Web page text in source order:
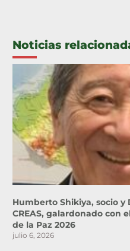
Noticias
Humberto Shikiya, socio
CREAS, galardonado con
de la Paz 2026
julio 6, 2026